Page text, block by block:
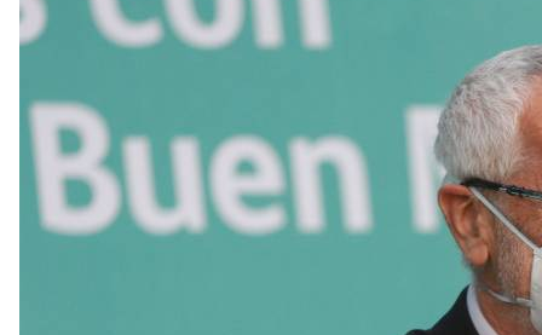
Entretención y Cultura
Señal 2
Contenido Patrocinado